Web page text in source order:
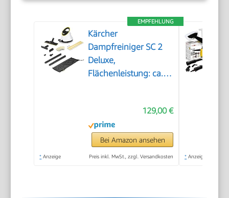
EMPFEHLUNG
Kärcher
Dampfreiniger SC 2
Deluxe,
Flächenleistung: ca.
bar, Aufheizzeit: 6,5
min., Heizleistung:
1.500 W, mit
Bodenreinigungsset
129,00 €
Bei Amazon ansehen
* Anzeige Preis inkl. MwSt., zzgl. Versandkosten * Anzeige